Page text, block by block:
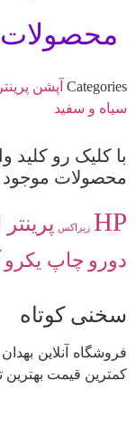
محصولات
Categories آپشن
سياه و سفيد
با کلیک رو کلید
محصولات موجود
HP زیراکس
دورو چاپ یکرو
سخنی کوتاه
فروشگاه آنلاین
کمترین قیمت بهترین